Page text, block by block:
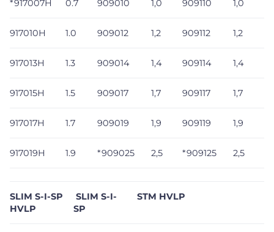
*917007H 0.7 909010 1,0 909110 1,0
917010H 1.0 909012 1,2 909112 1,2
917013H 1.3 909014 1,4 909114 1,4
917015H 1.5 909017 1,7 909117 1,7
917017H 1.7 909019 1,9 909119 1,9
917019H 1.9 *909025 2,5 *909125 2,5
SLIM S-I-SP
HVLP
SLIM S-I-
SP
STM HVLP